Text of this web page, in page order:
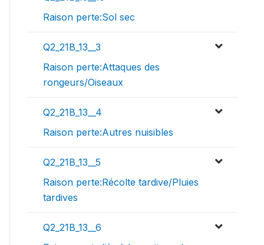
Raison perte:Sol sec
Q2_21B_13__3
Raison perte:Attaques des
rongeurs/Oiseaux
Q2_21B_13__4
Raison perte:Autres nuisibles
Q2_21B_13__5
Raison perte:Récolte tardive/Pluies
tardives
Q2_21B_13__6